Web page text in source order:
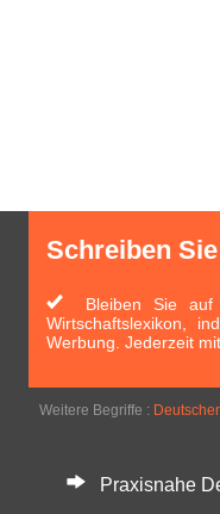
Schreiben
Bleiben Sie auf
Wirtschaftslexikon,
Werbung. Jederzeit
Weitere Begriffe :
Praxisnahe